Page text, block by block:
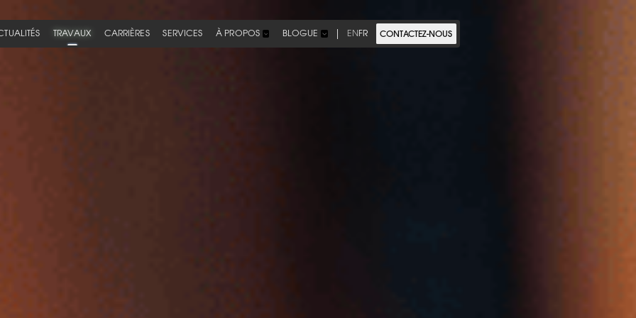
TRAVAUX CARRIÈRES SERVICES À PROPOS BLOGUE EN FR CONTACTEZ-NOUS